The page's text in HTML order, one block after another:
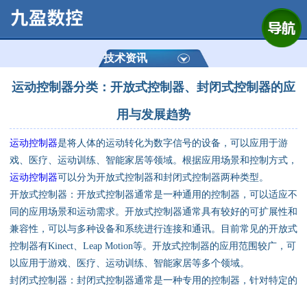
公司简介
产品展示
运动控制器
通用数控系统
定制数控系统
公司动态
技术资讯
运动控制器分类：开放式控制器、封闭式控制器的应
用与发展趋势
运动控制器是将人体的运动转化为数字信号的设备，可以应用于游
戏、医疗、运动训练、智能家居等领域。根据应用场景和控制方式，
运动控制器可以分为开放式控制器和封闭式控制器两种类型。
开放式控制器：开放式控制器通常是一种通用的控制器，可以适应不
同的应用场景和运动需求。开放式控制器通常具有较好的可扩展性和
兼容性，可以与多种设备和系统进行连接和通讯。目前常见的开放式
控制器有Kinect、Leap Motion等。开放式控制器的应用范围较广，可
以应用于游戏、医疗、运动训练、智能家居等多个领域。
封闭式控制器：封闭式控制器通常是一种专用的控制器，针对特定的